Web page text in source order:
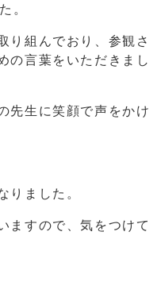
。
り組んでおり、参観さ
の言葉をいただきまし
先生に笑顔で声をかけ
りました。
ますので、気をつけて